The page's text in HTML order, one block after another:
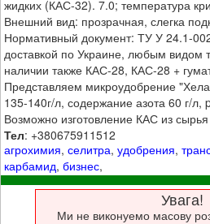
жидких (КАС-32). 7.0; температура
Внешний вид: прозрачная, слегка
Нормативный документ: ТУ У 24.1-
доставкой по Украине, любым видом
наличии также КАС-28, КАС-28 +
Представляем микроудобрение
135-140г/л, содержание азота 60 г/л,
Возможно изготовление КАС из сырья
Тел: +380675911512
агрохимия,селитра,удобрения,
карбамид,бизнес,
Увага!
Ми не виконуемо масову